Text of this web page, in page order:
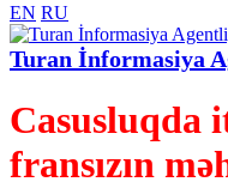
EN RU
Turan İnformasiya
Casusluqda
fransızın